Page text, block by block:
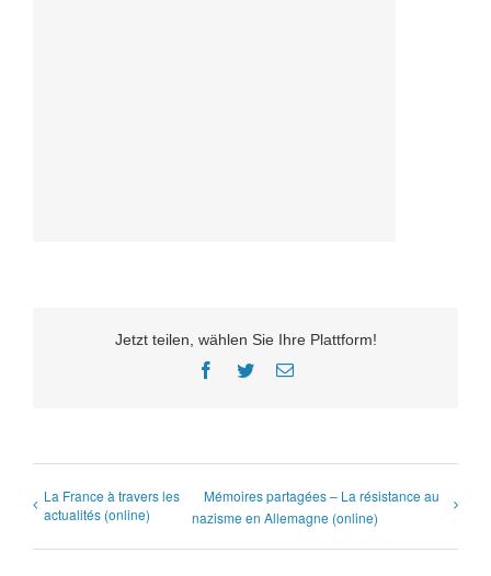
Jetzt teilen, wählen Sie Ihre Plattform!
Facebook
TwitterE-
La France à travers les
actualités (online)
Mémoires partagées – La résistance au
nazisme en Allemagne (online)